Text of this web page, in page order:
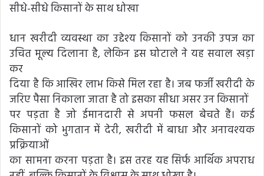
सीधे-सीधे किसानों के साथ धोखा
धान खरीदी व्यवस्था का उद्देश्य किसानों को उनकी उपज का
उचित मूल्य दिलाना है, लेकिन इस घोटाले ने यह सवाल खड़ा
कर
दिया है कि आखिर लाभ किसे मिल रहा है। जब फर्जी खरीदी के
जरिए पैसा निकाला जाता है तो इसका सीधा असर उन किसानों
पर पड़ता है जो ईमानदारी से अपनी फसल बेचते हैं। कई
किसानों को भुगतान में देरी, खरीदी में बाधा और अनावश्यक
प्रक्रियाओं
का सामना करना पड़ता है। इस तरह यह सिर्फ आर्थिक अपराध